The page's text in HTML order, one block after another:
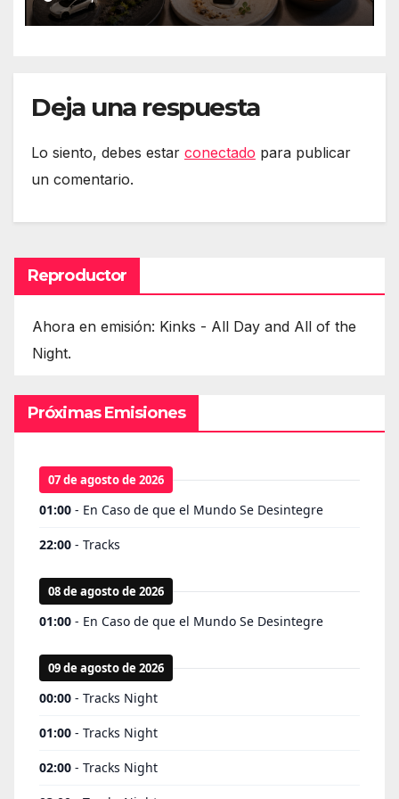
eztabaida Amazonen eta
isuna Temuri
Deja una respuesta
Lo siento, debes estar conectado para publicar
un comentario.
Reproductor
Ahora en emisión: Kinks - All Day and All of the
Night.
Próximas Emisiones